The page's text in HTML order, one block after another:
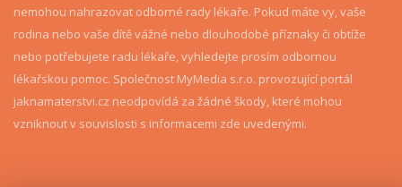
nemohou nahrazovat odborné rady lékaře. Pokud máte vy, vaše
rodina nebo vaše dítě vážné nebo dlouhodobé příznaky či obtíže
nebo potřebujete radu lékaře, vyhledejte prosím odbornou
lékařskou pomoc. Společnost MyMedia s.r.o. provozující portál
jaknamaterstvi.cz neodpovídá za žádné škody, které mohou
vzniknout v souvislosti s informacemi zde uvedenými.